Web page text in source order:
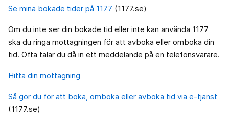
Se mina bokade tider på 1177 (1177.se)
Om du inte ser din bokade tid eller inte kan använda 1177
ska du ringa mottagningen för att avboka eller omboka din
tid. Ofta talar du då in ett meddelande på en telefonsvarare.
Hitta din mottagning
Så gör du för att boka, omboka eller avboka tid via e-tjänst
(1177.se)